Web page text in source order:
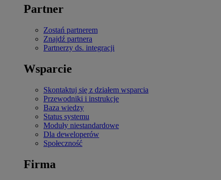
Partner
Zostań partnerem
Znajdź partnera
Partnerzy ds. integracji
Wsparcie
Skontaktuj się z działem wsparcia
Przewodniki i instrukcje
Baza wiedzy
Status systemu
Moduły niestandardowe
Dla deweloperów
Społeczność
Firma